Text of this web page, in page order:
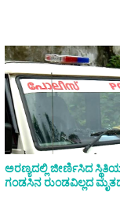
ಅರಣ್ಯದಲ್ಲಿ ಜೀರ್ಣಿಸಿದ
ಗಂಡಸಿನ ರುಂಡವಿಲ್ಲದ